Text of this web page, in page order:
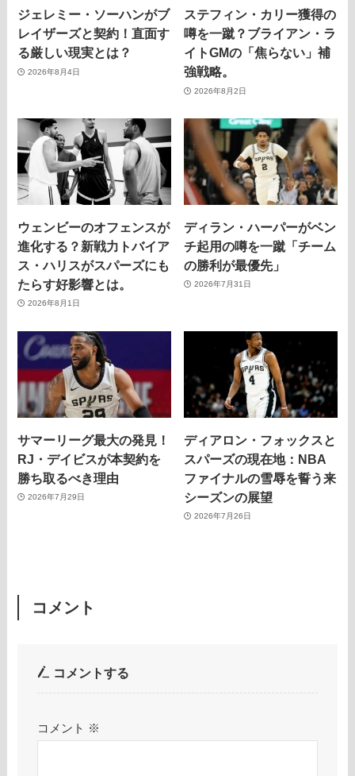
ジェレミー・ソーハンがブ
レイザーズと契約！直面す
る厳しい現実とは？
2026年8月4日
ステフィン・カリー獲得の
噂を一蹴？ブライアン・ラ
イトGMの「焦らない」補
強戦略。
2026年8月2日
ウェンビーのオフェンスが
進化する？新戦力トバイア
ス・ハリスがスパーズにも
たらす好影響とは。
2026年8月1日
ディラン・ハーパーがベン
チ起用の噂を一蹴「チーム
の勝利が最優先」
2026年7月31日
サマーリーグ最大の発見！
RJ・デイビスが本契約を
勝ち取るべき理由
2026年7月29日
ディアロン・フォックスと
スパーズの現在地：NBA
ファイナルの雪辱を誓う来
シーズンの展望
2026年7月26日
コメント
コメントする
コメント ※